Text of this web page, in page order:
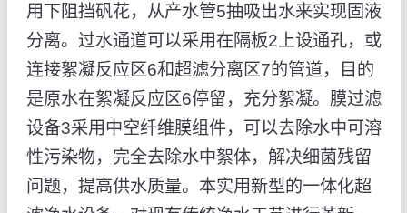
用下阻挡矾花，从产水管5抽吸出水来实现固液
分离。过水通道可以采用在隔板2上设通孔，或
连接絮凝反应区6和超滤分离区7的管道，目的
是原水在絮凝反应区6停留，充分絮凝。膜过滤
设备3采用中空纤维膜组件，可以去除水中可溶
性污染物，完全去除水中絮体，解决细菌残留
问题，提高供水质量。本实用新型的一体化超